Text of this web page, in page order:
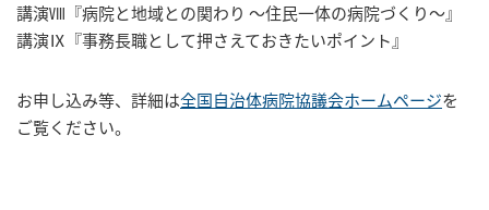
講演Ⅷ『病院と地域との関わり ～住民一体の病院づくり～』
講演Ⅸ『事務長職として押さえておきたいポイント』
お申し込み等、詳細は全国自治体病院協議会ホームページを
ご覧ください。